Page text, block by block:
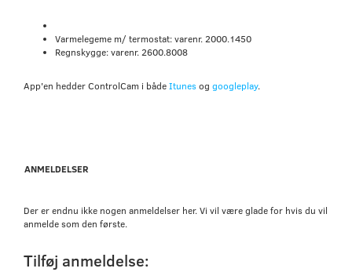
Varmelegeme m/ termostat: varenr.2000.1450
Regnskygge: varenr. 2600.8008
App'en hedder ControlCam i bådeItunesog googleplay.
ANMELDELSER
Der er endnu ikke nogen anmeldelser her. Vi vil være glade for hvis du vil
anmelde som den første.
Tilføj anmeldelse: